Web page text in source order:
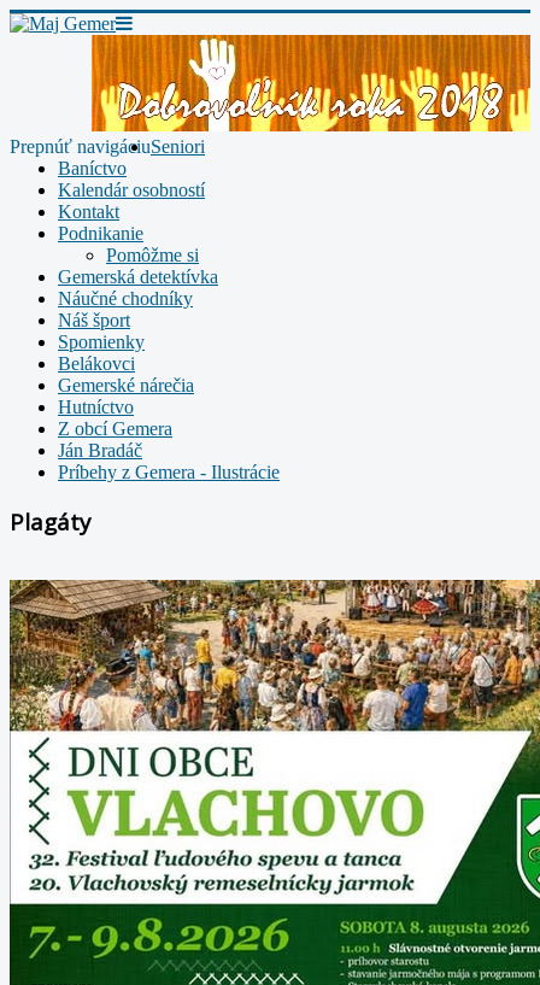
Prepnúť navigáciuSeniori
Baníctvo
Kalendár osobností
Kontakt
Podnikanie
Pomôžme si
Gemerská detektívka
Náučné chodníky
Náš šport
Spomienky
Belákovci
Gemerské nárečia
Hutníctvo
Z obcí Gemera
Ján Bradáč
Príbehy z Gemera - Ilustrácie
Plagáty